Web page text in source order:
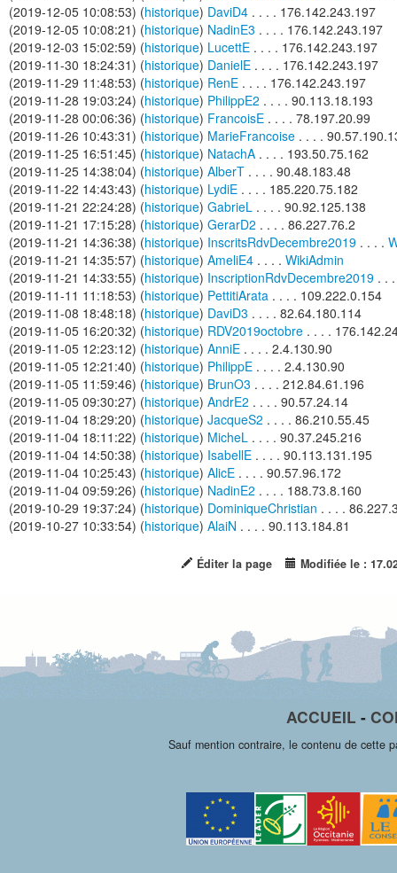
(2019-12-05 10:08:53) (historique) DaviD4 . . . . 176.142.243.197
(2019-12-05 10:08:21) (historique) NadinE3 . . . . 176.142.243.197
(2019-12-03 15:02:59) (historique) LucettE . . . . 176.142.243.197
(2019-11-30 18:24:31) (historique) DanielE . . . . 176.142.243.197
(2019-11-29 11:48:53) (historique) RenE . . . . 176.142.243.197
(2019-11-28 19:03:24) (historique) PhilippE2 . . . . 90.113.18.193
(2019-11-28 00:06:36) (historique) FrancoisE . . . . 78.197.20.99
(2019-11-26 10:43:31) (historique) MarieFrancoise . . . .
(2019-11-25 16:51:45) (historique) NatachA . . . . 193.50.75.162
(2019-11-25 14:38:04) (historique) AlberT . . . . 90.48.183.48
(2019-11-22 14:43:43) (historique) LydiE . . . . 185.220.75.182
(2019-11-21 22:24:28) (historique) GabrieL . . . . 90.92.125.138
(2019-11-21 17:15:28) (historique) GerarD2 . . . . 86.227.76.2
(2019-11-21 14:36:38) (historique) InscritsRdvDecembre2019 . . . .
(2019-11-21 14:35:57) (historique) AmeliE4 . . . . WikiAdmin
(2019-11-21 14:33:55) (historique) InscriptionRdvDecembre2019 . .
(2019-11-11 11:18:53) (historique) PettitiArata . . . . 109.222.0.154
(2019-11-08 18:48:18) (historique) DaviD3 . . . . 82.64.180.114
(2019-11-05 16:20:32) (historique) RDV2019octobre . . . .
(2019-11-05 12:23:12) (historique) AnniE . . . . 2.4.130.90
(2019-11-05 12:21:40) (historique) PhilippE . . . . 2.4.130.90
(2019-11-05 11:59:46) (historique) BrunO3 . . . . 212.84.61.196
(2019-11-05 09:30:27) (historique) AndrE2 . . . . 90.57.24.14
(2019-11-04 18:29:20) (historique) JacqueS2 . . . . 86.210.55.45
(2019-11-04 18:11:22) (historique) MicheL . . . . 90.37.245.216
(2019-11-04 14:50:38) (historique) IsabellE . . . . 90.113.131.195
(2019-11-04 10:25:43) (historique) AlicE . . . . 90.57.96.172
(2019-11-04 09:59:26) (historique) NadinE2 . . . . 188.73.8.160
(2019-10-29 19:37:24) (historique) DominiqueChristian . . . .
(2019-10-27 10:33:54) (historique) AlaiN . . . . 90.113.184.81
Éditer la page Modifiée le :
ACCUEIL -
Sauf mention contraire, le contenu de cette